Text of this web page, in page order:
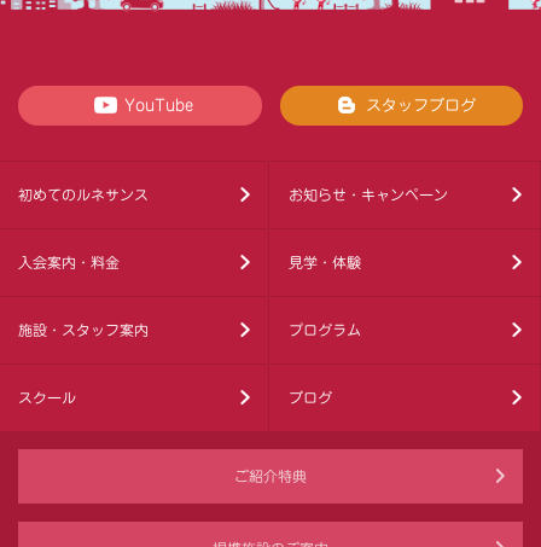
YouTube スタッフブログ
初めてのルネサンス お知らせ・キャンペーン
入会案内・料金 見学・体験
施設・スタッフ案内 プログラム
スクール ブログ
ご紹介特典